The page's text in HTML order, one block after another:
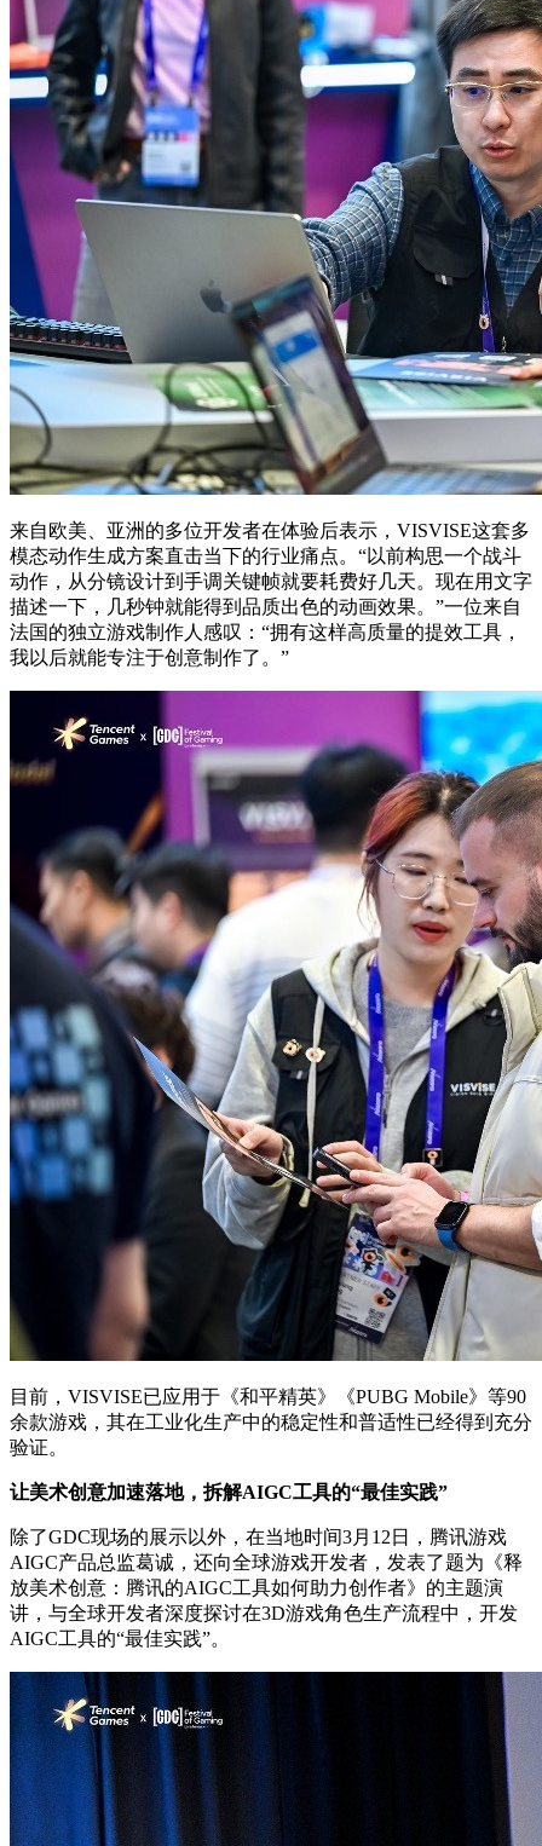
来自欧美、亚洲的多位开发者在体验后表示，VISVISE这套多
模态动作生成方案直击当下的行业痛点。“以前构思一个战斗
动作，从分镜设计到手调关键帧就要耗费好几天。现在用文字
描述一下，几秒钟就能得到品质出色的动画效果。”一位来自
法国的独立游戏制作人感叹：“拥有这样高质量的提效工具，
我以后就能专注于创意制作了。”
目前，VISVISE已应用于《和平精英》《PUBG Mobile》等90
余款游戏，其在工业化生产中的稳定性和普适性已经得到充分
验证。
让美术创意加速落地，拆解AIGC工具的“最佳实践”
除了GDC现场的展示以外，在当地时间3月12日，腾讯游戏
AIGC产品总监葛诚，还向全球游戏开发者，发表了题为《释
放美术创意：腾讯的AIGC工具如何助力创作者》的主题演
讲，与全球开发者深度探讨在3D游戏角色生产流程中，开发
AIGC工具的“最佳实践”。